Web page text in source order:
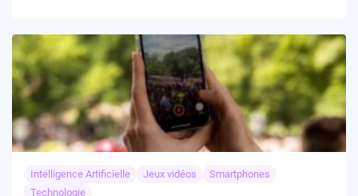
Intelligence Artificielle Jeux vidéos
Smartphones
Technologie